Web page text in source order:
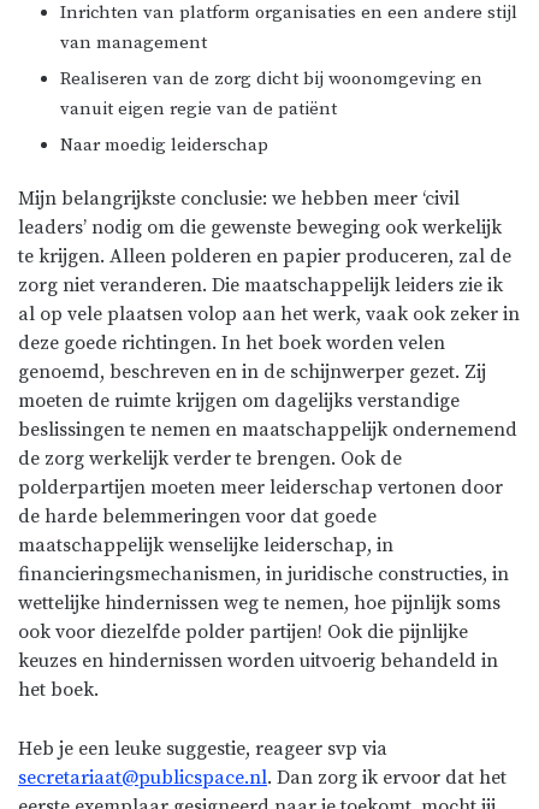
Inrichten van platform organisaties en een andere stijl
van management
Realiseren van de zorg dicht bij woonomgeving en
vanuit eigen regie van de patiënt
Naar moedig leiderschap
Mijn belangrijkste conclusie: we hebben meer ‘civil
leaders’ nodig om die gewenste beweging ook werkelijk
te krijgen. Alleen polderen en papier produceren, zal de
zorg niet veranderen. Die maatschappelijk leiders zie ik
al op vele plaatsen volop aan het werk, vaak ook zeker in
deze goede richtingen. In het boek worden velen
genoemd, beschreven en in de schijnwerper gezet. Zij
moeten de ruimte krijgen om dagelijks verstandige
beslissingen te nemen en maatschappelijk ondernemend
de zorg werkelijk verder te brengen. Ook de
polderpartijen moeten meer leiderschap vertonen door
de harde belemmeringen voor dat goede
maatschappelijk wenselijke leiderschap, in
financieringsmechanismen, in juridische constructies, in
wettelijke hindernissen weg te nemen, hoe pijnlijk soms
ook voor diezelfde polder partijen! Ook die pijnlijke
keuzes en hindernissen worden uitvoerig behandeld in
het boek.
Heb je een leuke suggestie, reageer svp via
secretariaat@publicspace.nl. Dan zorg ik ervoor dat het